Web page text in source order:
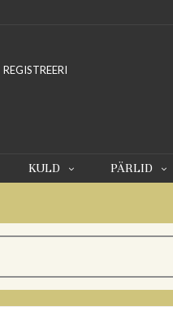
REGISTREERI
KULD PÄRLID